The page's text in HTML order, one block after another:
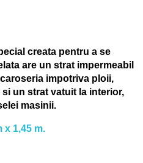
creata pentru a se
are un strat impermeabil
impotriva ploii,
un strat vatuit la interior,
masinii.
x 1,45 m.